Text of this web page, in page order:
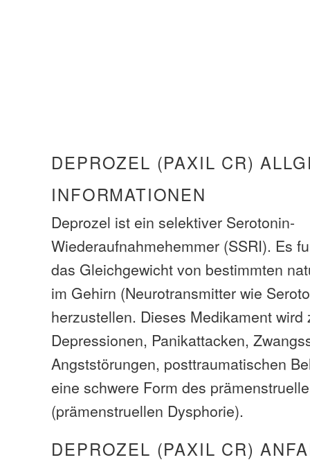
DEPROZEL (PAXIL CR)
INFORMATIONEN
Deprozel ist ein selektiver Serotonin-
Wiederaufnahmehemmer (SSRI). Es
das Gleichgewicht von bestimmten
im Gehirn (Neurotransmitter wie
herzustellen. Dieses Medikament
Depressionen, Panikattacken,
Angststörungen, posttraumatischen
eine schwere Form des
(prämenstruellen Dysphorie).
DEPROZEL (PAXIL CR)